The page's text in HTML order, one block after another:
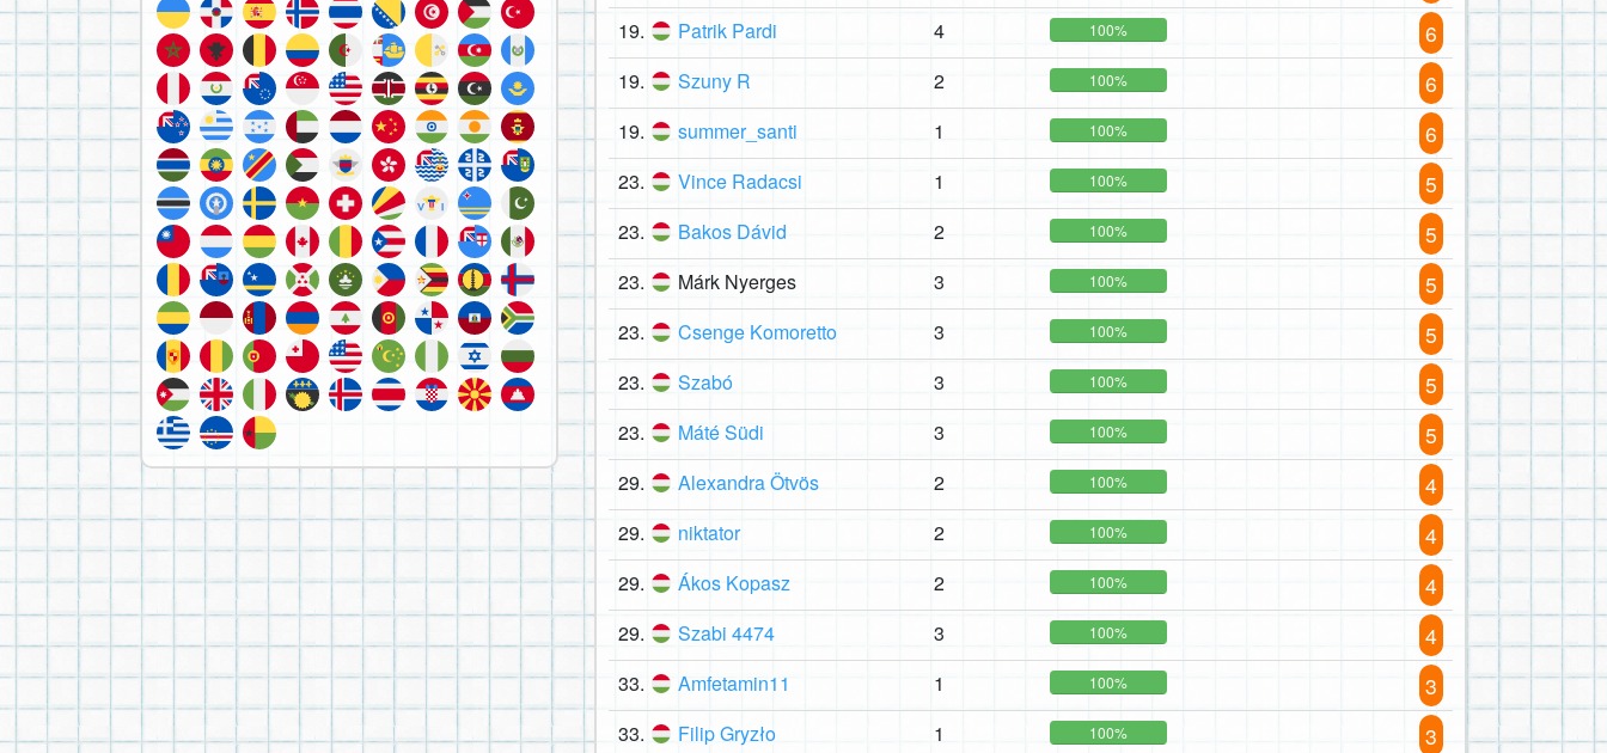
19. Patrik Pardi 4 100% 6
19. Szuny R 2 100% 6
19. summer_santi 1 100% 6
23. Vince Radacsi 1 100% 5
23. Bakos Dávid 2 100% 5
23. Márk Nyerges 3 100% 5
23. Csenge Komoretto 3 100% 5
23. Szabó 3 100% 5
23. Máté Südi 3 100% 5
29. Alexandra Ötvös 2 100% 4
29. niktator 2 100% 4
29. Ákos Kopasz 2 100% 4
29. Szabi 4474 3 100% 4
33. Amfetamin11 1 100% 3
33. Filip Gryzło 1 100% 3